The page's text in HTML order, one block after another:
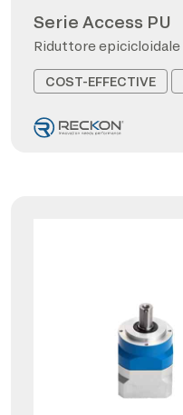
Serie Access PU
Riduttore epicicloidale
COST-EFFECTIVE